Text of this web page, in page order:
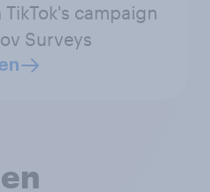
campaign
Surveys